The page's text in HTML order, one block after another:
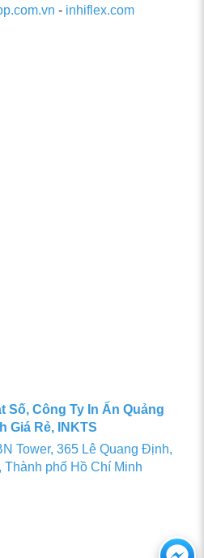
- inhiflex.com
Số, Công Ty In Ấn Quảng
Giá Rẻ, INKTS
Tower, 365 Lê Quang Định,
phố Hồ Chí Minh